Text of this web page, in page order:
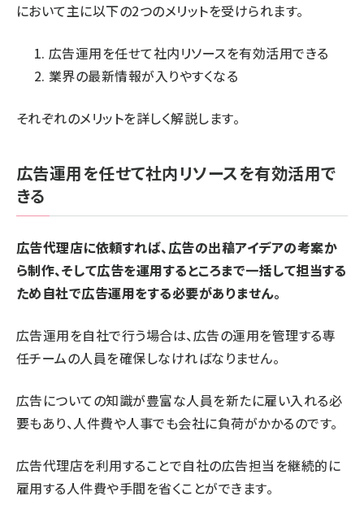
において主に以下の2つのメリットを受けられます。
広告運用を任せて社内リソースを有効活用できる
業界の最新情報が入りやすくなる
それぞれのメリットを詳しく解説します。
広告運用を任せて社内リソースを有効活用で
きる
広告代理店に依頼すれば、広告の出稿アイデアの考案か
ら制作、そして広告を運用するところまで一括して担当する
ため自社で広告運用をする必要がありません。
広告運用を自社で行う場合は、広告の運用を管理する専
任チームの人員を確保しなければなりません。
広告についての知識が豊富な人員を新たに雇い入れる必
要もあり、人件費や人事でも会社に負荷がかかるのです。
広告代理店を利用することで自社の広告担当を継続的に
雇用する人件費や手間を省くことができます。